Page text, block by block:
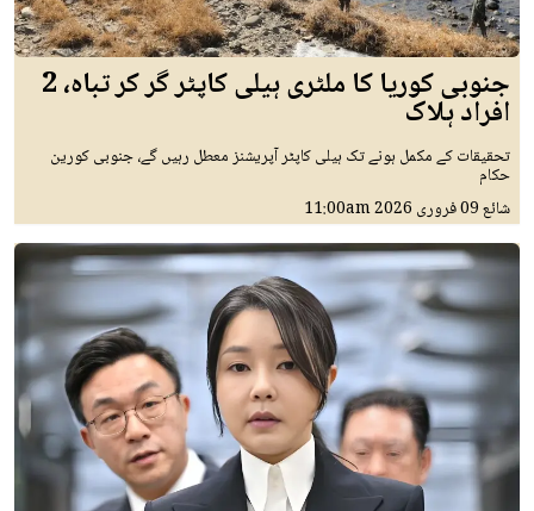
جنوبی کوریا کا ملٹری ہیلی کاپٹر گر کر تباہ، 2
افراد ہلاک
تحقیقات کے مکمل ہونے تک ہیلی کاپٹر آپریشنز معطل رہیں گے، جنوبی کورین
حکام
شائع09 فروری 2026 11:00am